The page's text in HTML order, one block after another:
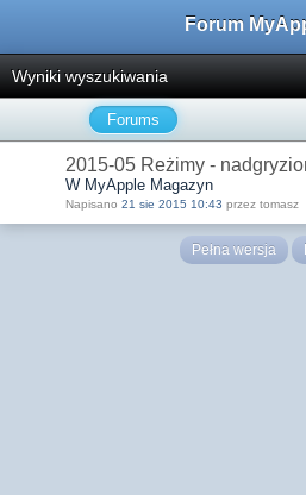
Forum
Wyniki wyszukiwania
Forums
2015-05 Reżimy -
W MyApple Magazyn
Napisano 21 sie 2015 10:43 przez tomasz
Pełna wersja